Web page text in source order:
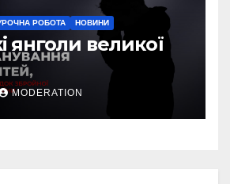
РОБОТА НОВИНИ
янголи великої
MODERATION